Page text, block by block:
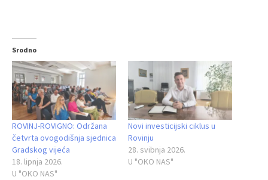
Srodno
ROVINJ-ROVIGNO: Održana
četvrta ovogodišnja sjednica
Gradskog vijeća
18. lipnja 2026.
U "OKO NAS"
Novi investicijski ciklus u
Rovinju
28. svibnja 2026.
U "OKO NAS"